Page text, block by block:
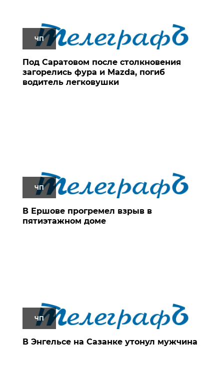
ЧП
Под Саратовом после столкновения
загорелись фура и Mazda, погиб
водитель легковушки
ЧП
В Ершове прогремел взрыв в
пятиэтажном доме
ЧП
В Энгельсе на Сазанке утонул мужчина